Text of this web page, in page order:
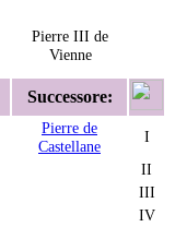
Pierre III de
Vienne
Successore:
Pierre de
Castellane
I
II
III
IV